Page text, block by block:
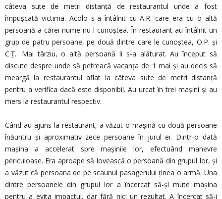
câteva sute de metri distanță de restaurantul unde a fost
împușcată victima. Acolo s-a întâlnit cu A.R. care era cu o altă
persoană a cărei nume nu-l cunoștea. În restaurant au întâlnit un
grup de patru persoane, pe două dintre care le cunoștea, O.P. și
C.Ț.. Mai târziu, o altă persoană li s-a alăturat. Au început să
discute despre unde să petreacă vacanța de 1 mai și au decis să
meargă la restaurantul aflat la câteva sute de metri distanță
pentru a verifica dacă este disponibil. Au urcat în trei mașini și au
mers la restaurantul respectiv.
Când au ajuns la restaurant, a văzut o mașină cu două persoane
înăuntru și aproximativ zece persoane în jurul ei. Dintr-o dată
mașina a accelerat spre mașinile lor, efectuând manevre
periculoase. Era aproape să lovească o persoană din grupul lor, și
a văzut că persoana de pe scaunul pasagerului ținea o armă. Una
dintre persoanele din grupul lor a încercat să-și mute mașina
pentru a evita impactul, dar fără nici un rezultat. A încercat să-i